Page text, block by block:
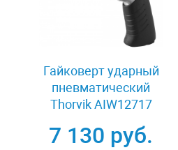
Гайковерт ударный
пневматический
Thorvik AIW12717
7 130 руб.